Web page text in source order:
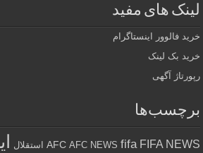
لینک های مفید
خرید فالوور اینستاگرام
خرید بک لینک
رپورتاژ آگهی
برچسب‌ها
AFC AFC NEWS fifa FIFA NEWS استقلال